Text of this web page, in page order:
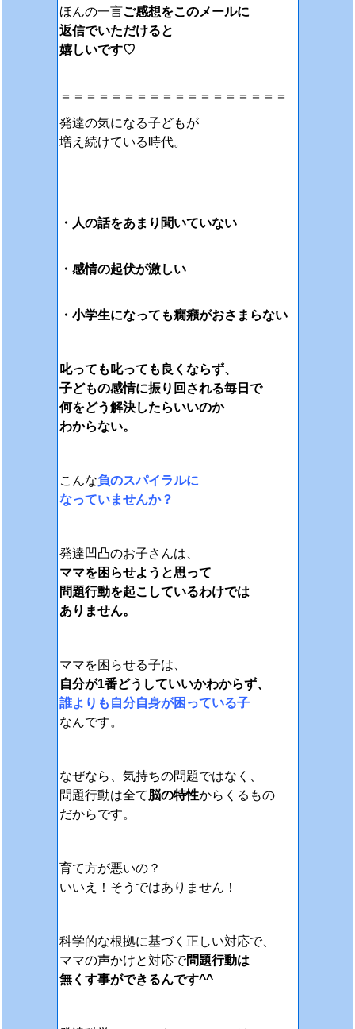
ほんの一言ご感想をこのメールに
返信でいただけると
嬉しいです♡
＝＝＝＝＝＝＝＝＝＝＝＝＝＝＝＝＝＝
発達の気になる子どもが
増え続けている時代。
・人の話をあまり聞いていない
・感情の起伏が激しい
・小学生になっても癇癪がおさまらない
叱っても叱っても 良くならず、
子どもの感情に振り回される毎日で
何をどう解決したらいいのか
わからない。
こんな負のスパイラルに
なっていませんか？
発達凹凸のお子さんは、
ママを困らせようと思って
問題行動を起こしているわけでは
ありません。
ママを困らせる子は、
自分が1番どうしていいかわからず、
誰よりも自分自身が困っている子
なんです。
なぜなら、気持ちの問題ではなく、
問題行動は全て脳の特性からくるもの
だからです。
育て方が悪いの？
いいえ！そうではありません！
科学的な根拠に基づく正しい対応で、
ママの声かけと対応で問題行動は
無くす事ができるんです^^